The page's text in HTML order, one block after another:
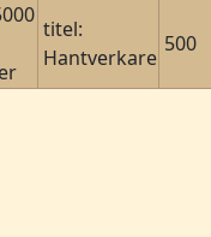
titel:
Hantverkare
500